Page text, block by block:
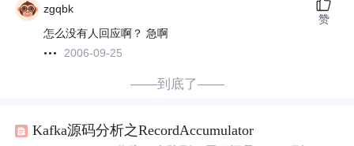
zgqbk
怎么没有人回应啊？ 急啊
2006-09-25
赞
——到底了——
Kafka源码分析之RecordAccumulator